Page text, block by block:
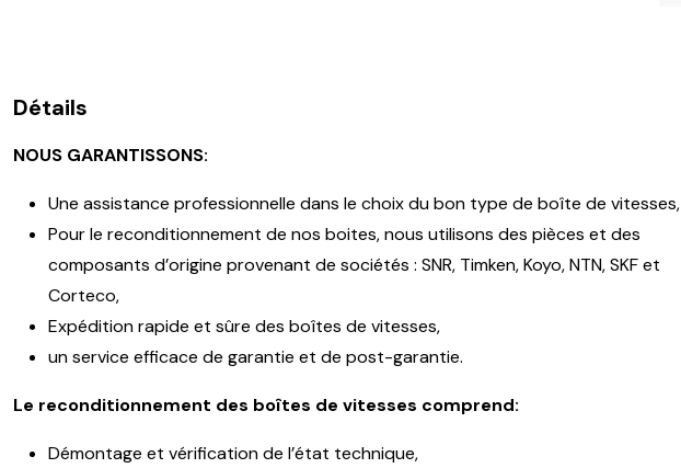
Détails
NOUS GARANTISSONS:
Une assistance professionnelle dans le choix du bon type de boîte de vitesses,
Pour le reconditionnement de nos boites, nous utilisons des pièces et des
composants d’origine provenant de sociétés : SNR, Timken, Koyo, NTN, SKF et
Corteco,
Expédition rapide et sûre des boîtes de vitesses,
un service efficace de garantie et de post-garantie.
Le reconditionnement des boîtes de vitesses comprend:
Démontage et vérification de l’état technique,